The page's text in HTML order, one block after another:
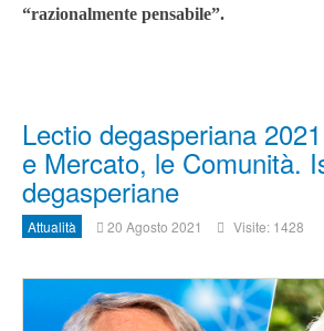
“razionalmente pensabile”.
Lectio degasperiana
e Mercato, le Comunità.
degasperiane
Attualità 20 Agosto 2021 Visite: 1428